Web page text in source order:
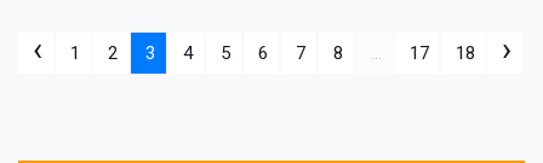
‹ 1 2 3 4 5 6 7 8 ... 17 18 ›